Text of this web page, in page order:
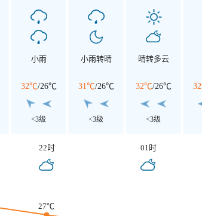
小雨
32℃/26℃
<3级
小雨转晴
31℃/26℃
<3级
晴转多云
32℃/26℃
<3级
22时 01时
27℃